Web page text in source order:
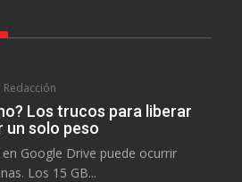
Redacción
Los trucos para liberar
un solo peso
Google Drive puede ocurrir
Los 15 GB...